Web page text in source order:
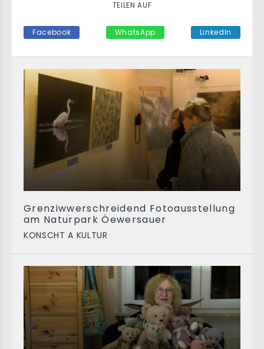
Grenziwwerschreidend Fotoausstellung
am Naturpark Öewersauer
KONSCHT A KULTUR
TEILEN AUF
Facebook WhatsApp LinkedIn